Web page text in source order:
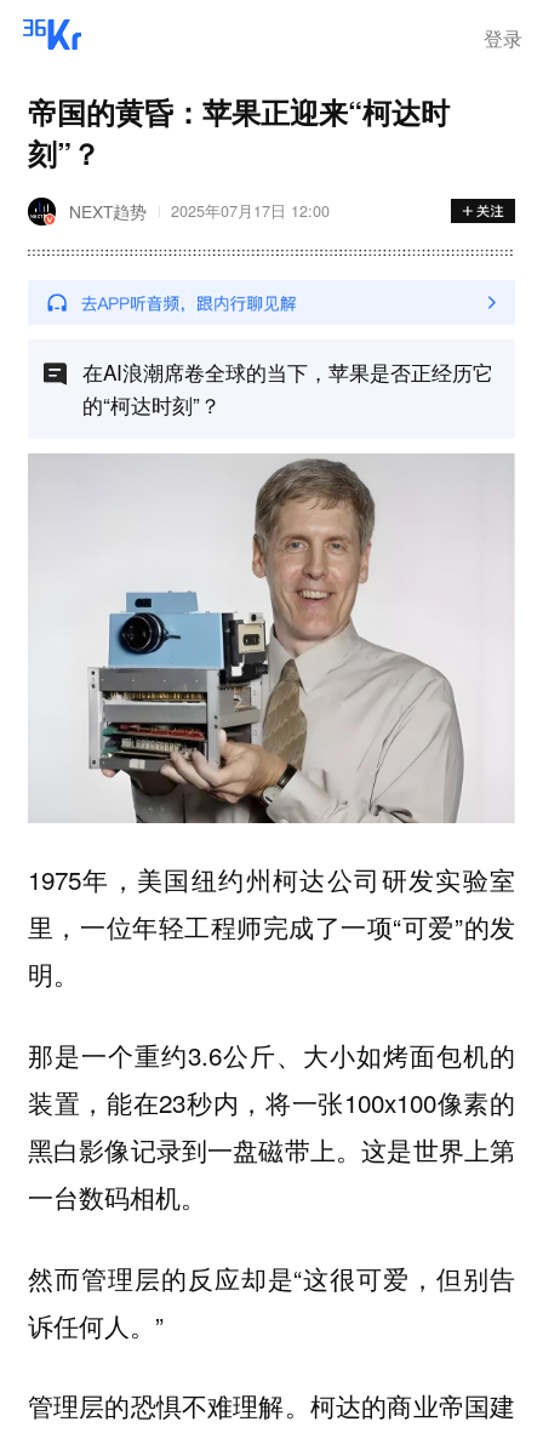
登录
帝国的黄昏：苹果正迎来“柯达时
刻”？
NEXT趋势 2025年07月17日 12:00
在AI浪潮席卷全球的当下，苹果是否正经历它
的“柯达时刻”？
1975年，美国纽约州柯达公司研发实验室
里，一位年轻工程师完成了一项“可爱”的发
明。
那是一个重约3.6公斤、大小如烤面包机的
装置，能在23秒内，将一张100x100像素的
黑白影像记录到一盘磁带上。这是世界上第
一台数码相机。
然而管理层的反应却是“这很可爱，但别告
诉任何人。”
管理层的恐惧不难理解。柯达的商业帝国建